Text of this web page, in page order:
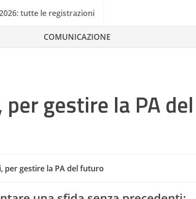
tutte le registrazioni
COMUNICAZIONE
gestire la PA del
per gestire la PA del futuro